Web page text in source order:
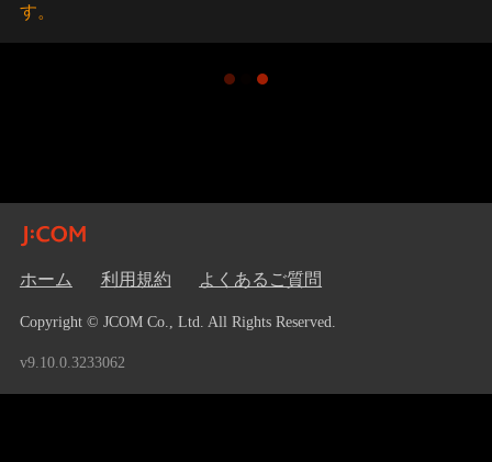
す。
ホーム 利用規約 よくあるご質問
Copyright © JCOM Co., Ltd. All Rights Reserved.
v9.10.0.3233062